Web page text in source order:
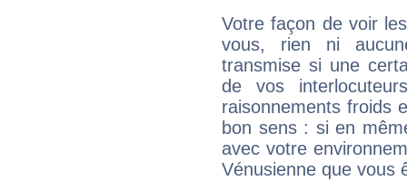
Votre façon de voir
vous, rien ni
transmise si une
de vos
raisonnements froids
bon sens : si en
avec votre
Vénusienne que vous